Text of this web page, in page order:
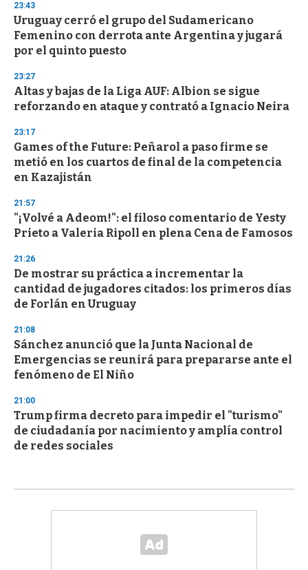
3
s
e
c
o
d
s
23:43
Uruguay cerró el grupo del Sudamericano
Femenino con derrota ante Argentina y jugará
por el quinto puesto
23:27
Altas y bajas de la Liga AUF: Albion se sigue
reforzando en ataque y contrató a Ignacio Neira
23:17
Games of the Future: Peñarol a paso firme se
metió en los cuartos de final de la competencia
en Kazajistán
21:57
"¡Volvé a Adeom!": el filoso comentario de Yesty
Prieto a Valeria Ripoll en plena Cena de Famosos
21:26
De mostrar su práctica a incrementar la
cantidad de jugadores citados: los primeros días
de Forlán en Uruguay
21:08
Sánchez anunció que la Junta Nacional de
Emergencias se reunirá para prepararse ante el
fenómeno de El Niño
21:00
Trump firma decreto para impedir el "turismo"
de ciudadanía por nacimiento y amplía control
de redes sociales